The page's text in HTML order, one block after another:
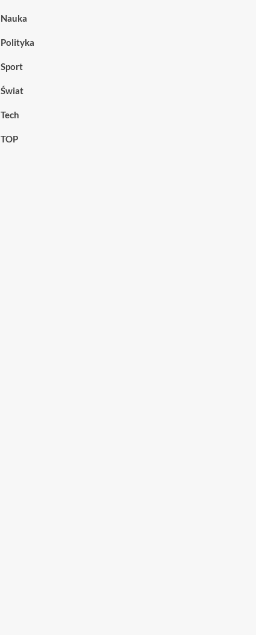
Nauka
Polityka
Sport
Świat
Tech
TOP